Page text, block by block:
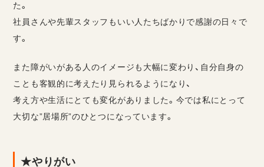
た。
社員さんや先輩スタッフもいい人たちばかりで感謝の日々で
す。
また障がいがある人のイメージも大幅に変わり、自分自身の
ことも客観的に考えたり見られるようになり、
考え方や生活にとても変化がありました。今では私にとって
大切な”居場所”のひとつになっています。
★やりがい